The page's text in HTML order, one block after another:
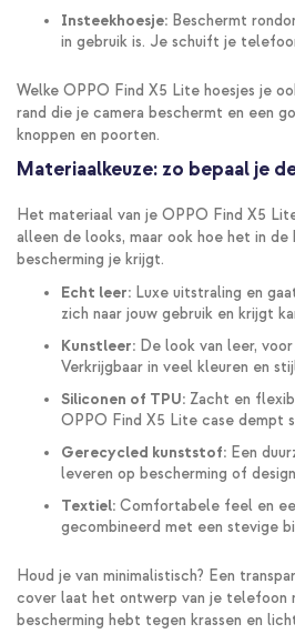
Insteekhoesje: Beschermt
in gebruik is. Je schuift je
Welke OPPO Find X5 Lite hoesjes je
rand die je camera beschermt en een
knoppen en poorten.
Materiaalkeuze: zo bepaal je
Het materiaal van je OPPO Find X5
alleen de looks, maar ook hoe het in
bescherming je krijgt.
Echt leer: Luxe uitstraling en
zich naar jouw gebruik en krijgt
Kunstleer: De look van leer,
Verkrijgbaar in veel kleuren en
Siliconen of TPU: Zacht en
OPPO Find X5 Lite case dempt
Gerecycled kunststof: Een
leveren op bescherming of
Textiel: Comfortabele feel en
gecombineerd met een stevige
Houd je van minimalistisch? Een
cover laat het ontwerp van je telefoon
bescherming hebt tegen krassen en